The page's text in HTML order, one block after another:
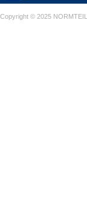
Copyright © 2025